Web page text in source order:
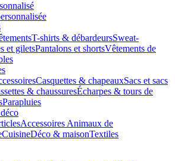
T-shirts & débardeursSweat-
et giletsPantalons et shortsVêtements de
Casquettes & chapeauxSacs et sacs
& chaussuresÉcharpes & tours de
Parapluies
Accessoires Animaux de
CuisineDéco & maisonTextiles